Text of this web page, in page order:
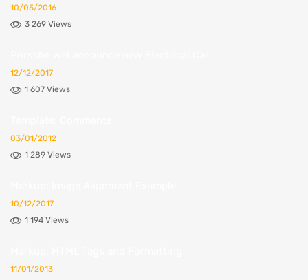
10/05/2016
3 269 Views
12/12/2017
1 607 Views
03/01/2012
1 289 Views
10/12/2017
1 194 Views
11/01/2013